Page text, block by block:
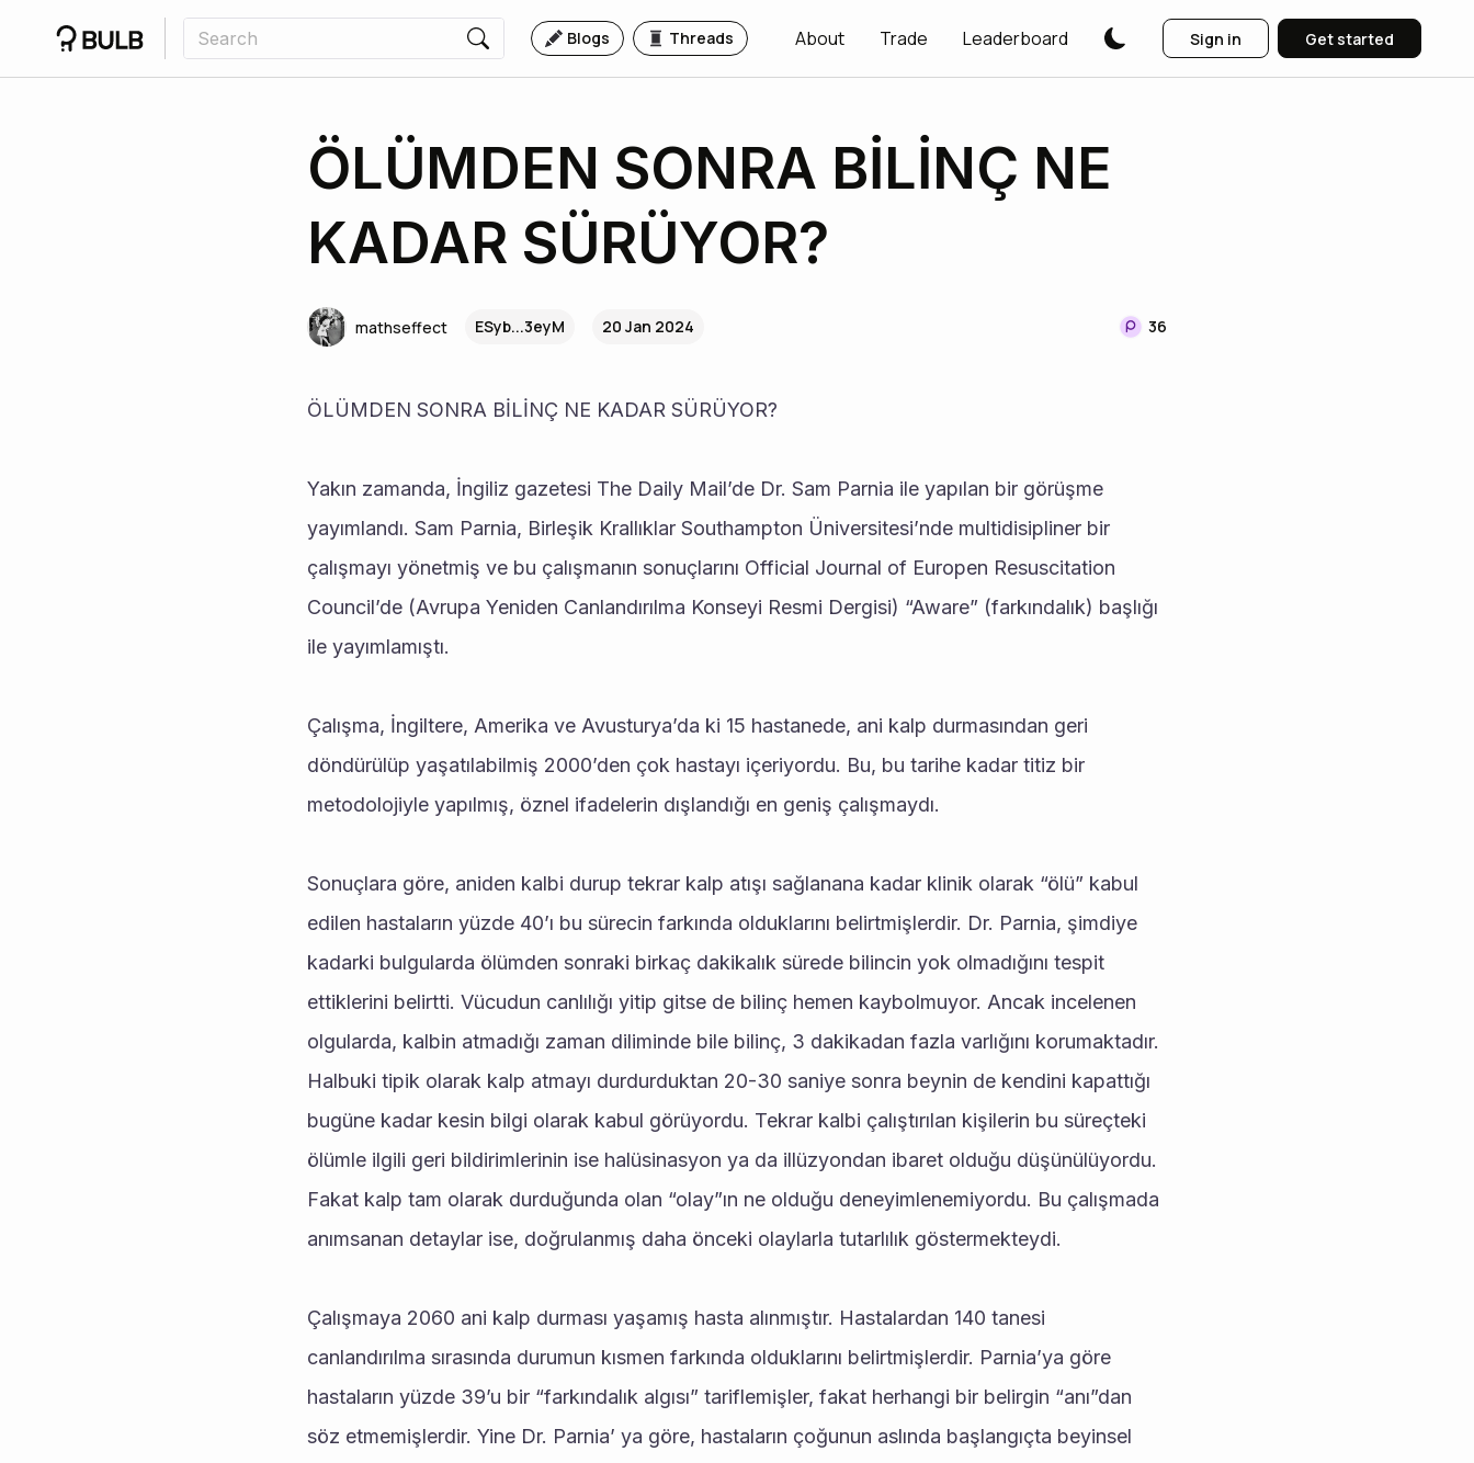
Blogs Threads About Trade Leaderboard Sign in Get started
ÖLÜMDEN SONRA BİLİNÇ NE
KADAR SÜRÜYOR?
mathseffect ESyb...3eyM 20 Jan 2024 36
ÖLÜMDEN SONRA BİLİNÇ NE KADAR SÜRÜYOR?
Yakın zamanda, İngiliz gazetesi The Daily Mail’de Dr. Sam Parnia ile yapılan bir görüşme
yayımlandı. Sam Parnia, Birleşik Krallıklar Southampton Üniversitesi’nde multidisipliner bir
çalışmayı yönetmiş ve bu çalışmanın sonuçlarını Official Journal of Europen Resuscitation
Council’de (Avrupa Yeniden Canlandırılma Konseyi Resmi Dergisi) “Aware” (farkındalık) başlığı
ile yayımlamıştı.
Çalışma, İngiltere, Amerika ve Avusturya’da ki 15 hastanede, ani kalp durmasından geri
döndürülüp yaşatılabilmiş 2000’den çok hastayı içeriyordu. Bu, bu tarihe kadar titiz bir
metodolojiyle yapılmış, öznel ifadelerin dışlandığı en geniş çalışmaydı.
Sonuçlara göre, aniden kalbi durup tekrar kalp atışı sağlanana kadar klinik olarak “ölü” kabul
edilen hastaların yüzde 40’ı bu sürecin farkında olduklarını belirtmişlerdir. Dr. Parnia, şimdiye
kadarki bulgularda ölümden sonraki birkaç dakikalık sürede bilincin yok olmadığını tespit
ettiklerini belirtti. Vücudun canlılığı yitip gitse de bilinç hemen kaybolmuyor. Ancak incelenen
olgularda, kalbin atmadığı zaman diliminde bile bilinç, 3 dakikadan fazla varlığını korumaktadır.
Halbuki tipik olarak kalp atmayı durdurduktan 20-30 saniye sonra beynin de kendini kapattığı
bugüne kadar kesin bilgi olarak kabul görüyordu. Tekrar kalbi çalıştırılan kişilerin bu süreçteki
ölümle ilgili geri bildirimlerinin ise halüsinasyon ya da illüzyondan ibaret olduğu düşünülüyordu.
Fakat kalp tam olarak durduğunda olan “olay”ın ne olduğu deneyimlenemiyordu. Bu çalışmada
anımsanan detaylar ise, doğrulanmış daha önceki olaylarla tutarlılık göstermekteydi.
Çalışmaya 2060 ani kalp durması yaşamış hasta alınmıştır. Hastalardan 140 tanesi
canlandırılma sırasında durumun kısmen farkında olduklarını belirtmişlerdir. Parnia’ya göre
hastaların yüzde 39’u bir “farkındalık algısı” tariflemişler, fakat herhangi bir belirgin “anı”dan
söz etmemişlerdir. Yine Dr. Parnia’ ya göre, hastaların çoğunun aslında başlangıçta beyinsel